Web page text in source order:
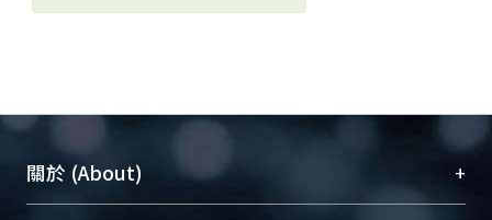
關於 (About) +